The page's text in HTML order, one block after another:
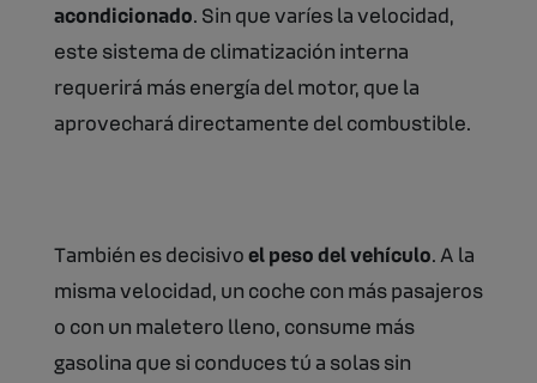
acondicionado. Sin que varíes la velocidad,
este sistema de climatización interna
requerirá más energía del motor, que la
aprovechará directamente del combustible.
También es decisivoel peso del vehículo. A la
misma velocidad, un coche con más pasajeros
o con un maletero lleno, consume más
gasolina que si conduces tú a solas sin